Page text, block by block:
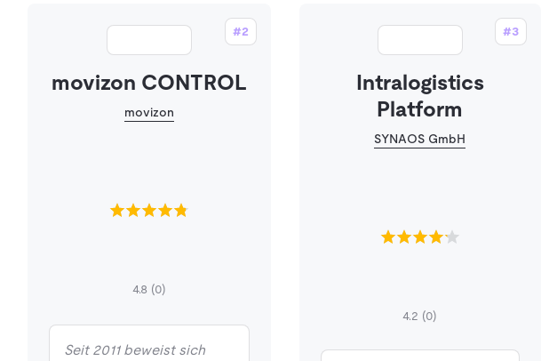
#2
movizon CONTROL
movizon
4.8 (0)
Seit 2011 beweist sich
#3
Intralogistics
Platform
SYNAOS GmbH
4.2 (0)